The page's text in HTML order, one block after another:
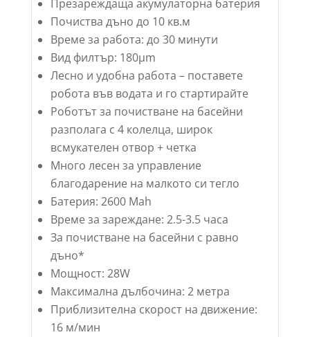
Презареждаща акумулаторна батерия
Почиства дъно до 10 кв.м
Време за работа: до 30 минути
Вид филтър: 180μm
Лесно и удобна работа – поставете
робота във водата и го стартирайте
Роботът за почистване на басейни
разполага с 4 колелца, широк
всмукателен отвор + четка
Много лесен за управление
благодарение на малкото си тегло
Батерия: 2600 Mah
Време за зареждане: 2.5-3.5 часа
За почистване на басейни с равно
дъно*
Мощност: 28W
Максимална дълбочина: 2 метра
Приблизителна скорост на движение:
16 м/мин